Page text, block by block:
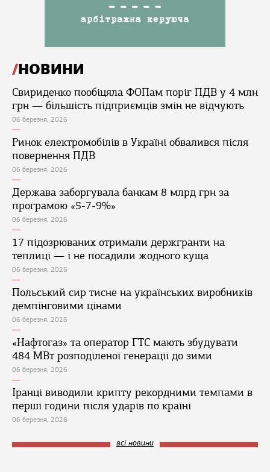
НОВИНИ
Свириденко пообіцяла ФОПам поріг ПДВ у 4 млн
грн — більшість підприємців змін не відчують
06 березня, 2026
Ринок електромобілів в Україні обвалився після
повернення ПДВ
06 березня, 2026
Держава заборгувала банкам 8 млрд грн за
програмою «5-7-9%»
06 березня, 2026
17 підозрюваних отримали держгранти на
теплиці — і не посадили жодного куща
06 березня, 2026
Польський сир тисне на українських виробників
демпінговими цінами
06 березня, 2026
«Нафтогаз» та оператор ГТС мають збудувати
484 МВт розподіленої генерації до зими
06 березня, 2026
Іранці виводили крипту рекордними темпами в
перші години після ударів по країні
06 березня, 2026
всі новини